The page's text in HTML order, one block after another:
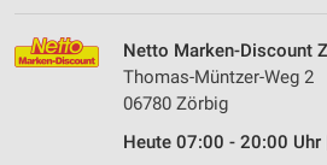
Netto Marken-Discount
Thomas-Müntzer-Weg 2
06780 Zörbig
Heute 07:00 - 20:00 Uhr
Funktional